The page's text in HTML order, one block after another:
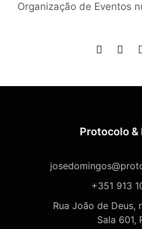
Organização de Eventos
Protocolo &
+351 913
Rua João de Deus,
Sala 601,